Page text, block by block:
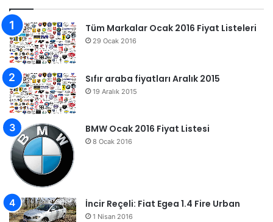
Tüm Markalar Ocak 2016 Fiyat Listeleri
29 Ocak 2016
Sıfır araba fiyatları Aralık 2015
19 Aralık 2015
BMW Ocak 2016 Fiyat Listesi
8 Ocak 2016
İncir Reçeli: Fiat Egea 1.4 Fire Urban
1 Nisan 2016